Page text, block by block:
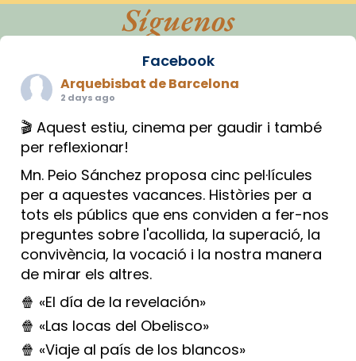
Síguenos
Facebook
Arquebisbat de Barcelona
2 days ago
🎬 Aquest estiu, cinema per gaudir i també
per reflexionar!
Mn. Peio Sánchez proposa cinc pel·lícules
per a aquestes vacances. Històries per a
tots els públics que ens conviden a fer-nos
preguntes sobre l'acollida, la superació, la
convivència, la vocació i la nostra manera
de mirar els altres.
🍿 «El día de la revelación»
🍿 «Las locas del Obelisco»
🍿 «Viaje al país de los blancos»